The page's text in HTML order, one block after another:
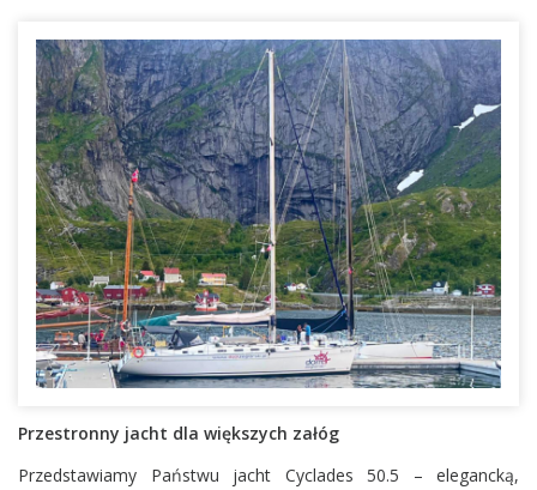
Przestronny jacht dla większych załóg
Przedstawiamy Państwu jacht Cyclades 50.5 – elegancką,